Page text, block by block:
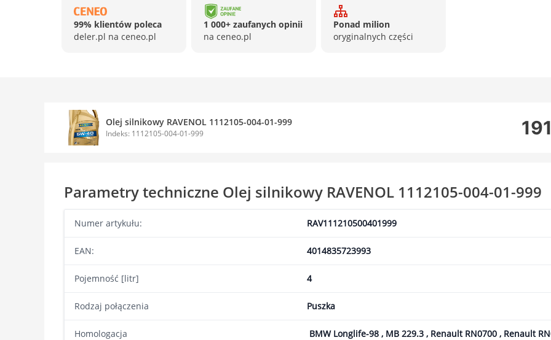
99% klientów poleca
deler.pl na ceneo.pl
1 000+ zaufanych opinii
na ceneo.pl
Ponad milion
oryginalnych części
Olej silnikowy RAVENOL 1112105-004-01-999
Indeks: 1112105-004-01-999
Parametry techniczne Olej silnikowy RAVENOL 1112105-004-01-999
Numer artykułu: RAV111210500401999
EAN: 4014835723993
Pojemność [litr] 4
Rodzaj połączenia Puszka
Homologacja BMW Longlife-98 , MB 229.3 , Renault RN0700 , Renault